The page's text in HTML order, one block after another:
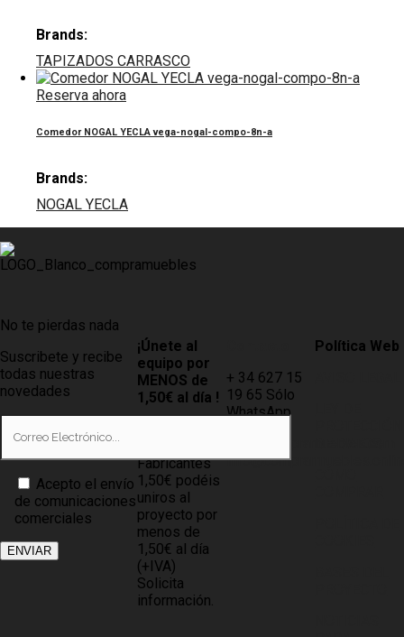
Brands:
TAPIZADOS CARRASCO
Reserva ahora
Comedor NOGAL YECLA vega-nogal-compo-8n-a
Brands:
NOGAL YECLA
No te pierdas nada
Suscribete y recibe
todas nuestras
novedades
Acepto el envío
de comunicaciones
comerciales
¡Únete al
equipo por
MENOS de
1,50€ al día !
Fabricantes
1,50€ podéis
uniros al
proyecto por
menos de
1,50€ al día
(+IVA)
Solicita
información.
+ 34 627 15
19 65 Sólo
WhatsApp
Política Web